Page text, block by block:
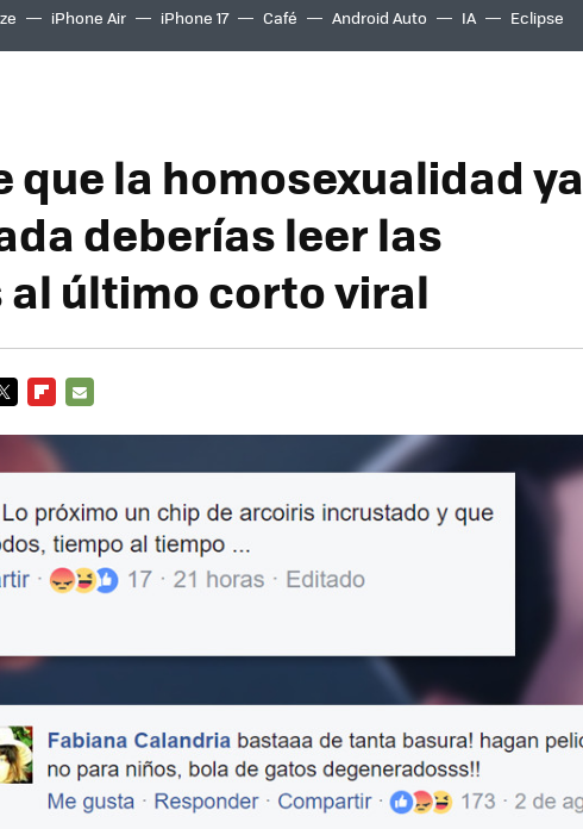
iPhone Air iPhone 17 Café Android Auto IA Eclipse
que la homosexualidad ya
deberías leer las
último corto viral